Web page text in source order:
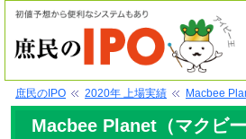
庶民のIPO 2020年 上場実績 Macbee
Macbee Planet（マクビー